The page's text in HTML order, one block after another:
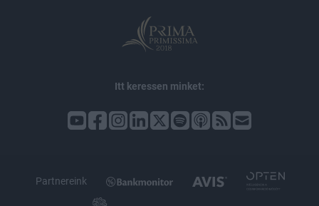
Itt keressen minket:
Partnereink